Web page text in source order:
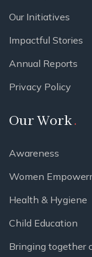
Our Initiatives
Impactful Stories
Annual Reports
Privacy Policy
Our Work
Awareness
Women
Health & Hygiene
Child Education
Bringing together